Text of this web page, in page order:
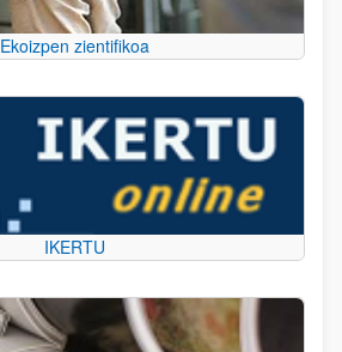
Ekoizpen zientifikoa
IKERTU